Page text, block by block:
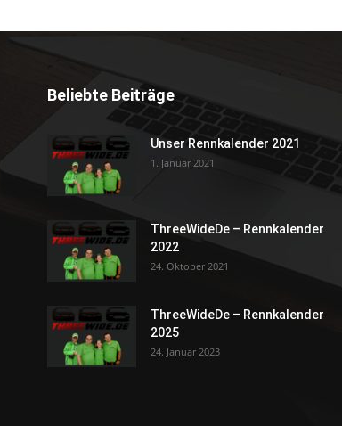
Beliebte Beiträge
Unser Rennkalender 2021
1. Januar 2021
ThreeWideDe – Rennkalender
2022
24. Oktober 2021
ThreeWideDe – Rennkalender
2025
24. Januar 2023